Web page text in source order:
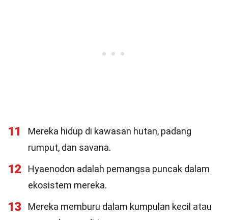
11
Mereka hidup di kawasan hutan, padang
rumput, dan savana.
12
Hyaenodon adalah pemangsa puncak dalam
ekosistem mereka.
13
Mereka memburu dalam kumpulan kecil atau